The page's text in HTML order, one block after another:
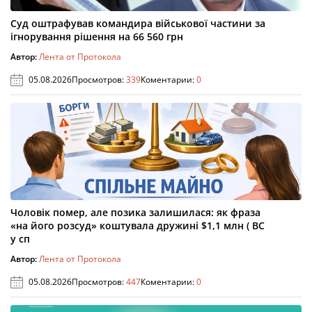
Суд оштрафував командира військової частини за
ігнорування рішення на 66 560 грн
Автор:Лента от Протокола
05.08.2026Просмотров:339Коментарии:0
Чоловік помер, але позика залишилася: як фраза
«на його розсуд» коштувала дружині $1,1 млн ( ВС
у сп
Автор:Лента от Протокола
05.08.2026Просмотров:447Коментарии:0